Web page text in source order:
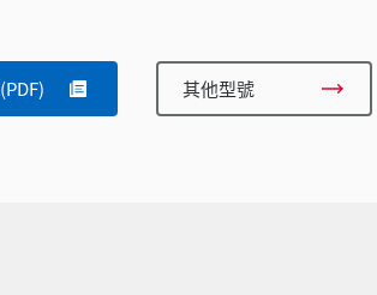
其他型號